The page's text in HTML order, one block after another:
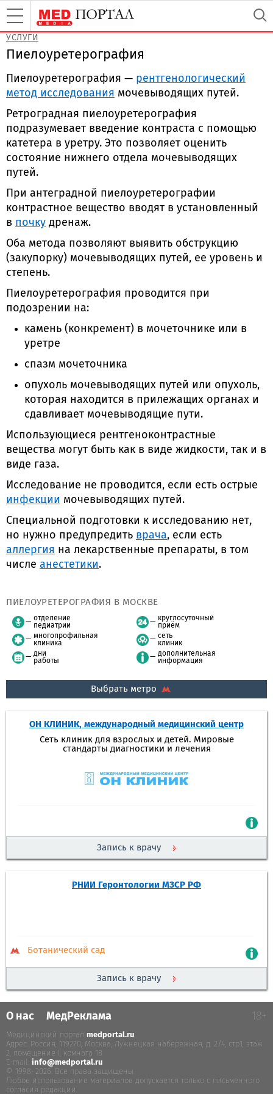
УСЛУГИ
Пиелоуретерография
Пиелоуретерография — рентгенологический
метод исследования мочевыводящих путей.
Ретроградная пиелоуретерография
подразумевает введение контраста с помощью
катетера в уретру. Это позволяет оценить
состояние нижнего отдела мочевыводящих
путей.
При антеградной пиелоуретерографии
контрастное вещество вводят в установленный
в почку дренаж.
Оба метода позволяют выявить обструкцию
(закупорку) мочевыводящих путей, ее уровень и
степень.
Пиелоуретерография проводится при
подозрении на:
камень (конкремент) в мочеточнике или в
уретре
спазм мочеточника
опухоль мочевыводящих путей или опухоль,
которая находится в прилежащих органах и
сдавливает мочевыводящие пути.
Использующиеся рентгеноконтрастные
вещества могут быть как в виде жидкости, так и в
виде газа.
Исследование не проводится, если есть острые
инфекции мочевыводящих путей.
Специальной подготовки к исследованию нет,
но нужно предупредить врача, если есть
аллергия на лекарственные препараты, в том
числе анестетики.
ПИЕЛОУРЕТЕРОГРАФИЯ В МОСКВЕ
отделение
педиатрии
многопрофильная
клиника
дни
работы
круглосуточный
приём
сеть
клиник
дополнительная
информация
Выбрать метро
ОН КЛИНИК, международный медицинский центр
Сеть клиник для взрослых и детей. Мировые
стандарты диагностики и лечения
Запись к врачу
РНИИ Геронтологии МЗСР РФ
Ботанический сад
Запись к врачу
О нас МедРеклама 18+
Медицинский портал medportal.ru
Адрес: Россия, 119270, Москва, Лужнецкая набережная, д. 2/4, стр.1, этаж
2, помещение I, комната 18
E-mail: info@medportal.ru
© 1998–2026. Все права защищены.
Любое использование материалов допускается только с письменного
согласия редакции.